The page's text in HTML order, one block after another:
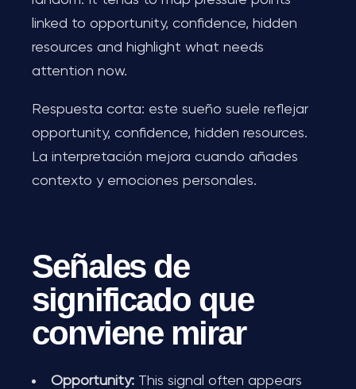
linked to opportunity, confidence, hidden
resources and highlight what needs
attention now.
Respuesta corta: este sueño suele reflejar
opportunity, confidence, hidden resources.
La interpretación mejora cuando añades
contexto y emociones personales.
Señales de
significado que
conviene mirar
Opportunity: This signal often appears